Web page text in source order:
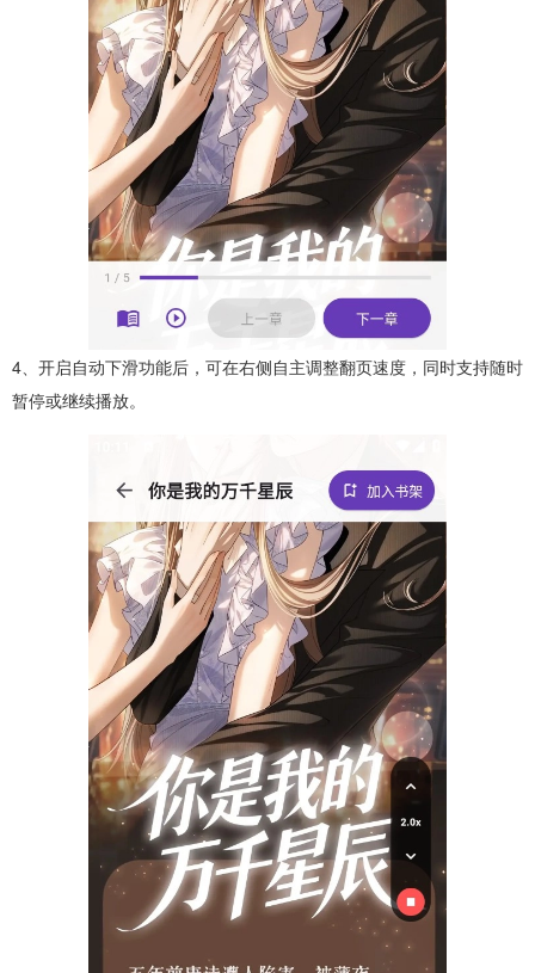
4、开启自动下滑功能后，可在右侧自主调整翻页速度，同时支持随时
暂停或继续播放。